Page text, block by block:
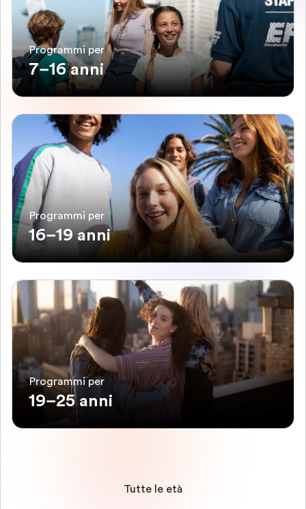
Programmi per
7–16 anni
Programmi per
16–19 anni
Programmi per
19–25 anni
Tutte le età